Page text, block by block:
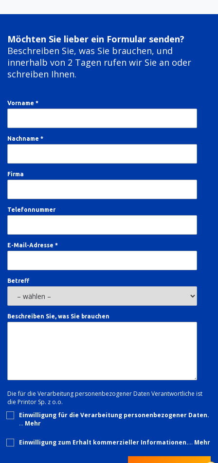
Möchten Sie lieber ein Formular senden?
Beschreiben Sie, was Sie brauchen, und
innerhalb von 2 Tagen rufen wir Sie an oder
schreiben Ihnen.
Vorname *
Nachname *
Firma
Telefonnummer
E-Mail-Adresse *
Betreff
Beschreiben Sie, was Sie brauchen
Die für die Verarbeitung personenbezogener Daten Verantwortliche ist
die Printor Sp. z o.o.
Einwilligung für die Verarbeitung personenbezogener Daten.
… Mehr
Einwilligung zum Erhalt kommerzieller Informationen.… Mehr